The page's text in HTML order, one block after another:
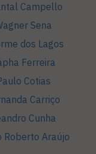
Campello
Sena
dos Lagos
Ferreira
Cotias
Carriço
Cunha
Roberto Araújo